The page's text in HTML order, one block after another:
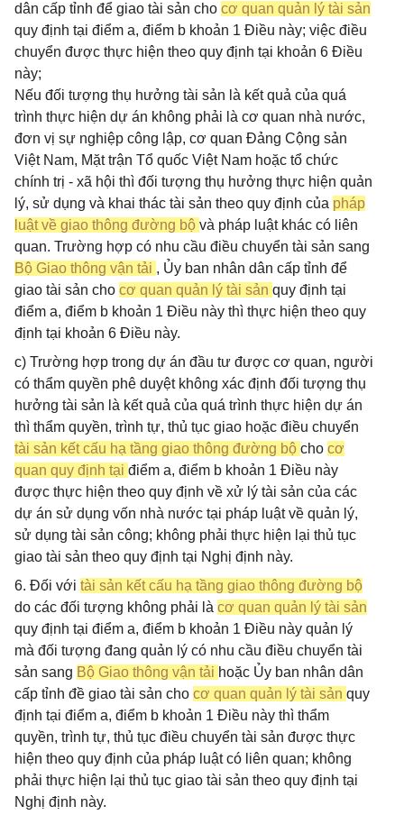
dân cấp tỉnh để giao tài sản cho cơ quan quản lý tài sản
quy định tại điểm a, điểm b khoản 1 Điều này; việc điều
chuyển được thực hiện theo quy định tại khoản 6 Điều
này;
Nếu đối tượng thụ hưởng tài sản là kết quả của quá
trình thực hiện dự án không phải là cơ quan nhà nước,
đơn vị sự nghiệp công lập, cơ quan Đảng Cộng sản
Việt Nam, Mặt trận Tổ quốc Việt Nam hoặc tổ chức
chính trị - xã hội thì đối tượng thụ hưởng thực hiện quản
lý, sử dụng và khai thác tài sản theo quy định của pháp
luật về giao thông đường bộ và pháp luật khác có liên
quan. Trường hợp có nhu cầu điều chuyển tài sản sang
Bộ Giao thông vận tải , Ủy ban nhân dân cấp tỉnh để
giao tài sản cho cơ quan quản lý tài sản quy định tại
điểm a, điểm b khoản 1 Điều này thì thực hiện theo quy
định tại khoản 6 Điều này.
c) Trường hợp trong dự án đầu tư được cơ quan, người
có thẩm quyền phê duyệt không xác định đối tượng thụ
hưởng tài sản là kết quả của quá trình thực hiện dự án
thì thẩm quyền, trình tự, thủ tục giao hoặc điều chuyển
tài sản kết cấu hạ tầng giao thông đường bộ cho cơ
quan quy định tại điểm a, điểm b khoản 1 Điều này
được thực hiện theo quy định về xử lý tài sản của các
dự án sử dụng vốn nhà nước tại pháp luật về quản lý,
sử dụng tài sản công; không phải thực hiện lại thủ tục
giao tài sản theo quy định tại Nghị định này.
6. Đối với tài sản kết cấu hạ tầng giao thông đường bộ
do các đối tượng không phải là cơ quan quản lý tài sản
quy định tại điểm a, điểm b khoản 1 Điều này quản lý
mà đối tượng đang quản lý có nhu cầu điều chuyển tài
sản sang Bộ Giao thông vận tải hoặc Ủy ban nhân dân
cấp tỉnh đề giao tài sản cho cơ quan quản lý tài sản quy
định tại điểm a, điểm b khoản 1 Điều này thì thẩm
quyền, trình tự, thủ tục điều chuyển tài sản được thực
hiện theo quy định của pháp luật có liên quan; không
phải thực hiện lại thủ tục giao tài sản theo quy định tại
Nghị định này.